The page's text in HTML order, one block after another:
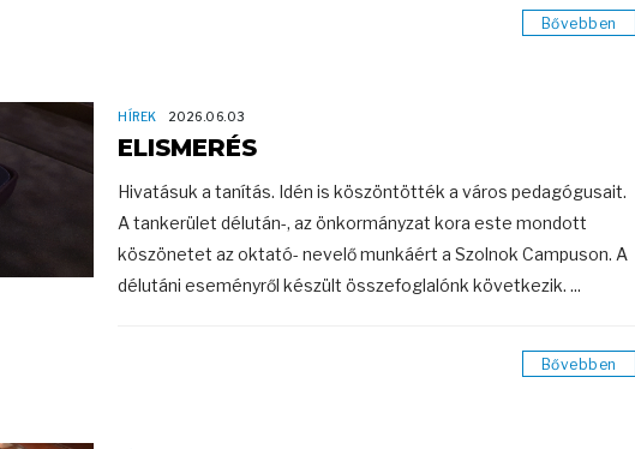
Bővebben
HÍREK 2026.06.03
ELISMERÉS
Hivatásuk a tanítás. Idén is köszöntötték a város pedagógusait.
A tankerület délután-, az önkormányzat kora este mondott
köszönetet az oktató- nevelő munkáért a Szolnok Campuson. A
délutáni eseményről készült összefoglalónk következik. ...
Bővebben